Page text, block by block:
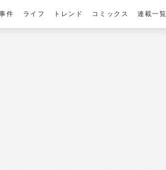
件 ライフ トレンド コミックス 連載一覧